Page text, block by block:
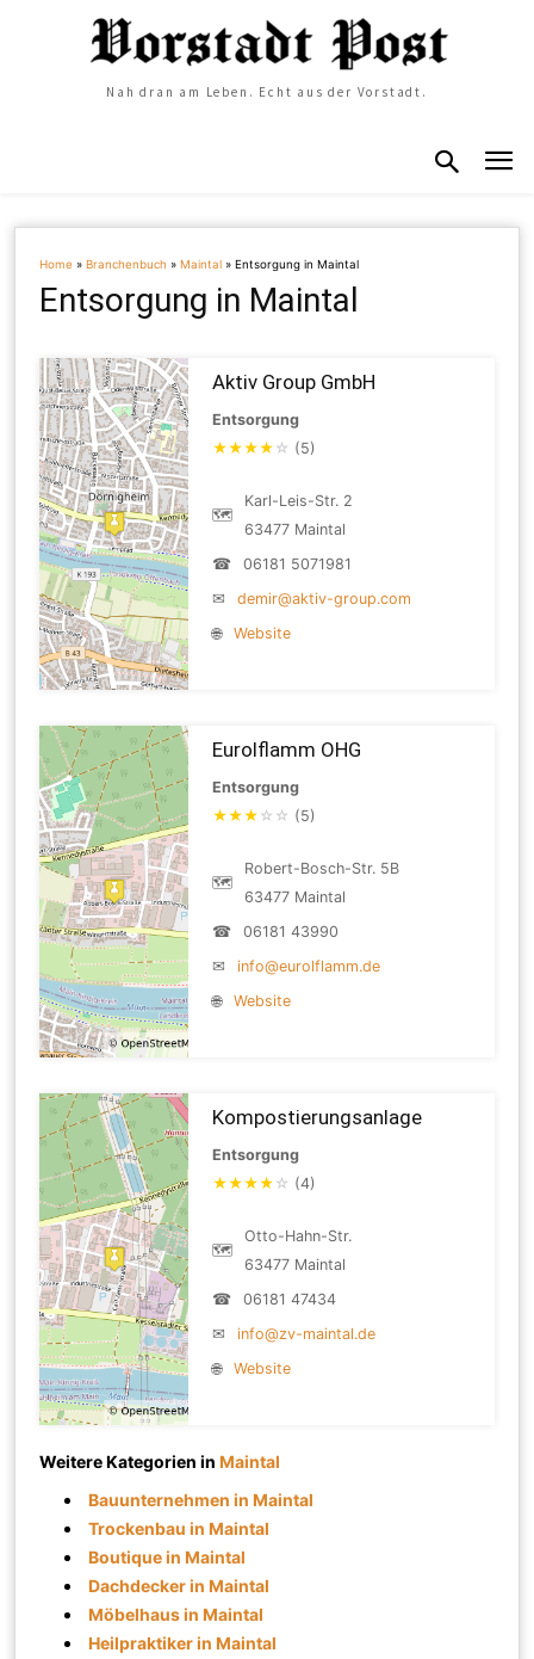
Nah dran am Leben. Echt aus der Vorstadt.
Home »Branchenbuch »Maintal »Entsorgung in Maintal
Entsorgung in Maintal
Aktiv Group GmbH
Entsorgung
★★★★ ☆ (5)
🗺
Karl-Leis-Str. 2
63477 Maintal
☎
06181 5071981
✉
demir@aktiv-group.com
🌐
Website
Eurolflamm OHG
Entsorgung
★★★ ☆ ☆ (5)
🗺
Robert-Bosch-Str. 5B
63477 Maintal
☎
06181 43990
✉
info@eurolflamm.de
🌐
Website
Kompostierungsanlage
Entsorgung
★★★★ ☆ (4)
🗺
Otto-Hahn-Str.
63477 Maintal
☎
06181 47434
✉
info@zv-maintal.de
🌐
Website
Weitere Kategorien inMaintal
Bauunternehmen in Maintal
Trockenbau in Maintal
Boutique in Maintal
Dachdecker in Maintal
Möbelhaus in Maintal
Heilpraktiker in Maintal